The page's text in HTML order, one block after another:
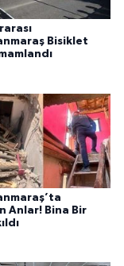
Bisiklet
Anlar! Bina Bir